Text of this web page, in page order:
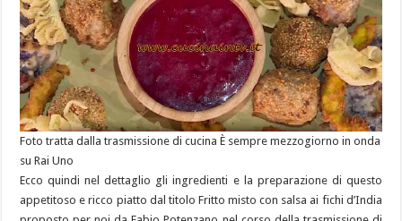
Foto tratta dalla trasmissione di cucina È sempre mezzogiorno in onda
su Rai Uno
Ecco quindi nel dettaglio gli ingredienti e la preparazione di questo
appetitoso e ricco piatto dal titolo Fritto misto con salsa ai fichi d’India